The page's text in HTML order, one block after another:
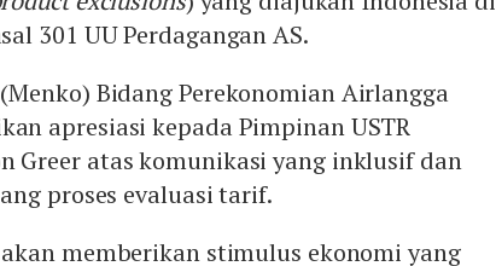
301 UU Perdagangan AS.
Bidang Perekonomian Airlangga
apresiasi kepada Pimpinan USTR
Greer atas komunikasi yang inklusif dan
proses evaluasi tarif.
memberikan stimulus ekonomi yang